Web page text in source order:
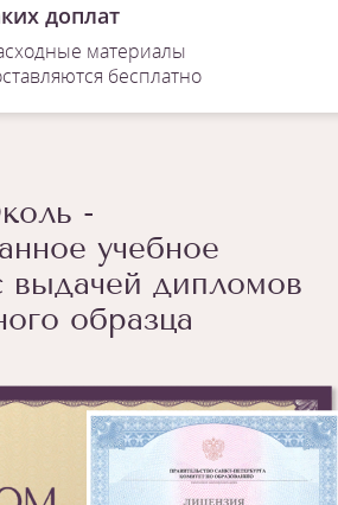
доплат
материалы
бесплатно
-
учебное
выдачей дипломов
образца